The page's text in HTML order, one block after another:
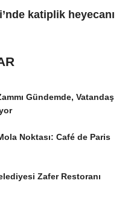
katiplik heyecanı
Gündemde, Vatandaş
Noktası: Café de Paris
Zafer Restoranı